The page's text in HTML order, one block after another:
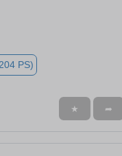
PS)
★ ➦